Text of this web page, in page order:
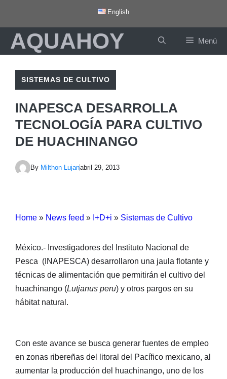
contenido
English
AQUAHOY Menú
SISTEMAS DE CULTIVO
INAPESCA DESARROLLA
TECNOLOGÍA PARA CULTIVO
DE HUACHINANGO
By Milthon Lujanabril 29, 2013
Home » News feed » I+D+i » Sistemas de Cultivo
México.- Investigadores del Instituto Nacional de
Pesca (INAPESCA) desarrollaron una jaula flotante y
técnicas de alimentación que permitirán el cultivo del
huachinango (Lutjanus peru) y otros pargos en su
hábitat natural.
Con este avance se busca generar fuentes de empleo
en zonas ribereñas del litoral del Pacífico mexicano, al
aumentar la producción del huachinango, uno de los